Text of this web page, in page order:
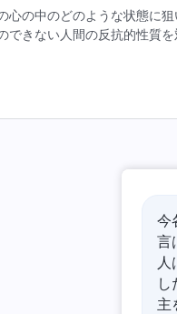
心の中のどのような状態に
できない人間の反抗的性質
今
言
人
主